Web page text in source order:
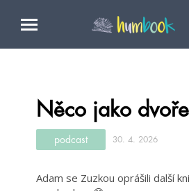
Něco jako
podcast 30. 4. 2026
Adam se Zuzkou oprášili další